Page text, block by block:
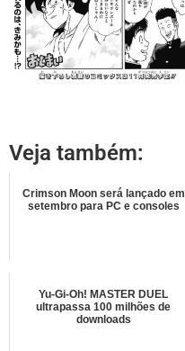
Veja também:
Crimson Moon será lançado em
setembro para PC e consoles
Yu-Gi-Oh! MASTER DUEL
ultrapassa 100 milhões de
downloads